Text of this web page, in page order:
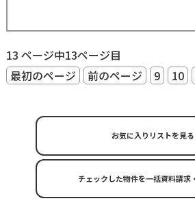
13 ページ中13ページ目
最初のページ
前のページ 9 10
お気に入りリストを見る